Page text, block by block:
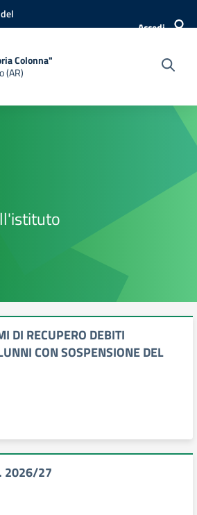
Accedi
Colonna"
(AR)
DI RECUPERO DEBITI
CON SOSPENSIONE DEL
2026/27